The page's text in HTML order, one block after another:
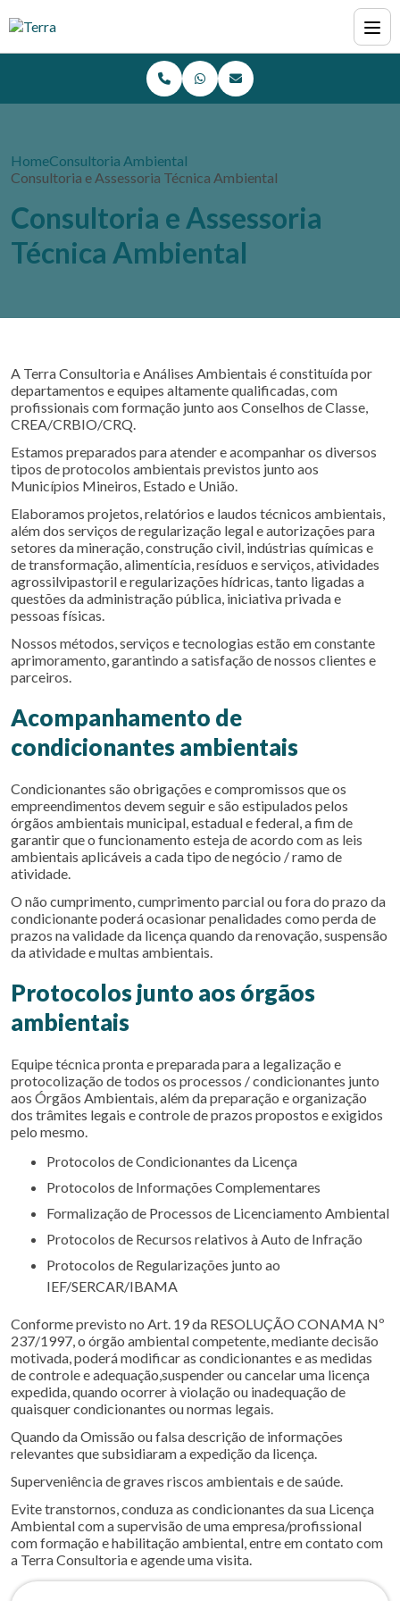
HomeConsultoria Ambiental
Consultoria e Assessoria Técnica Ambiental
Consultoria e Assessoria
Técnica Ambiental
A Terra Consultoria e Análises Ambientais é constituída por
departamentos e equipes altamente qualificadas, com
profissionais com formação junto aos Conselhos de Classe,
CREA/CRBIO/CRQ.
Estamos preparados para atender e acompanhar os diversos
tipos de protocolos ambientais previstos junto aos
Municípios Mineiros, Estado e União.
Elaboramos projetos, relatórios e laudos técnicos ambientais,
além dos serviços de regularização legal e autorizações para
setores da mineração, construção civil, indústrias químicas e
de transformação, alimentícia, resíduos e serviços, atividades
agrossilvipastoril e regularizações hídricas, tanto ligadas a
questões da administração pública, iniciativa privada e
pessoas físicas.
Nossos métodos, serviços e tecnologias estão em constante
aprimoramento, garantindo a satisfação de nossos clientes e
parceiros.
Acompanhamento de
condicionantes ambientais
Condicionantes são obrigações e compromissos que os
empreendimentos devem seguir e são estipulados pelos
órgãos ambientais municipal, estadual e federal, a fim de
garantir que o funcionamento esteja de acordo com as leis
ambientais aplicáveis a cada tipo de negócio / ramo de
atividade.
O não cumprimento, cumprimento parcial ou fora do prazo da
condicionante poderá ocasionar penalidades como perda de
prazos na validade da licença quando da renovação, suspensão
da atividade e multas ambientais.
Protocolos junto aos órgãos
ambientais
Equipe técnica pronta e preparada para a legalização e
protocolização de todos os processos / condicionantes junto
aos Órgãos Ambientais, além da preparação e organização
dos trâmites legais e controle de prazos propostos e exigidos
pelo mesmo.
Protocolos de Condicionantes da Licença
Protocolos de Informações Complementares
Formalização de Processos de Licenciamento Ambiental
Protocolos de Recursos relativos à Auto de Infração
Protocolos de Regularizações junto ao
IEF/SERCAR/IBAMA
Conforme previsto no Art. 19 da RESOLUÇÃO CONAMA Nº
237/1997, o órgão ambiental competente, mediante decisão
motivada, poderá modificar as condicionantes e as medidas
de controle e adequação,suspender ou cancelar uma licença
expedida, quando ocorrer à violação ou inadequação de
quaisquer condicionantes ou normas legais.
Quando da Omissão ou falsa descrição de informações
relevantes que subsidiaram a expedição da licença.
Superveniência de graves riscos ambientais e de saúde.
Evite transtornos, conduza as condicionantes da sua Licença
Ambiental com a supervisão de uma empresa/profissional
com formação e habilitação ambiental, entre em contato com
a Terra Consultoria e agende uma visita.